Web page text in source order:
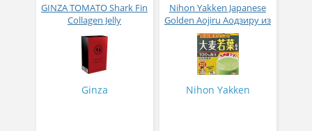
GINZA TOMATO Shark Fin
Collagen Jelly
плавников голубой
акулы со вкусом манго
№ 14
Ginza
Nihon Yakken Japanese
Golden Aojiru Аодзиру из
листьев молодого
ячменя
Nihon Yakken